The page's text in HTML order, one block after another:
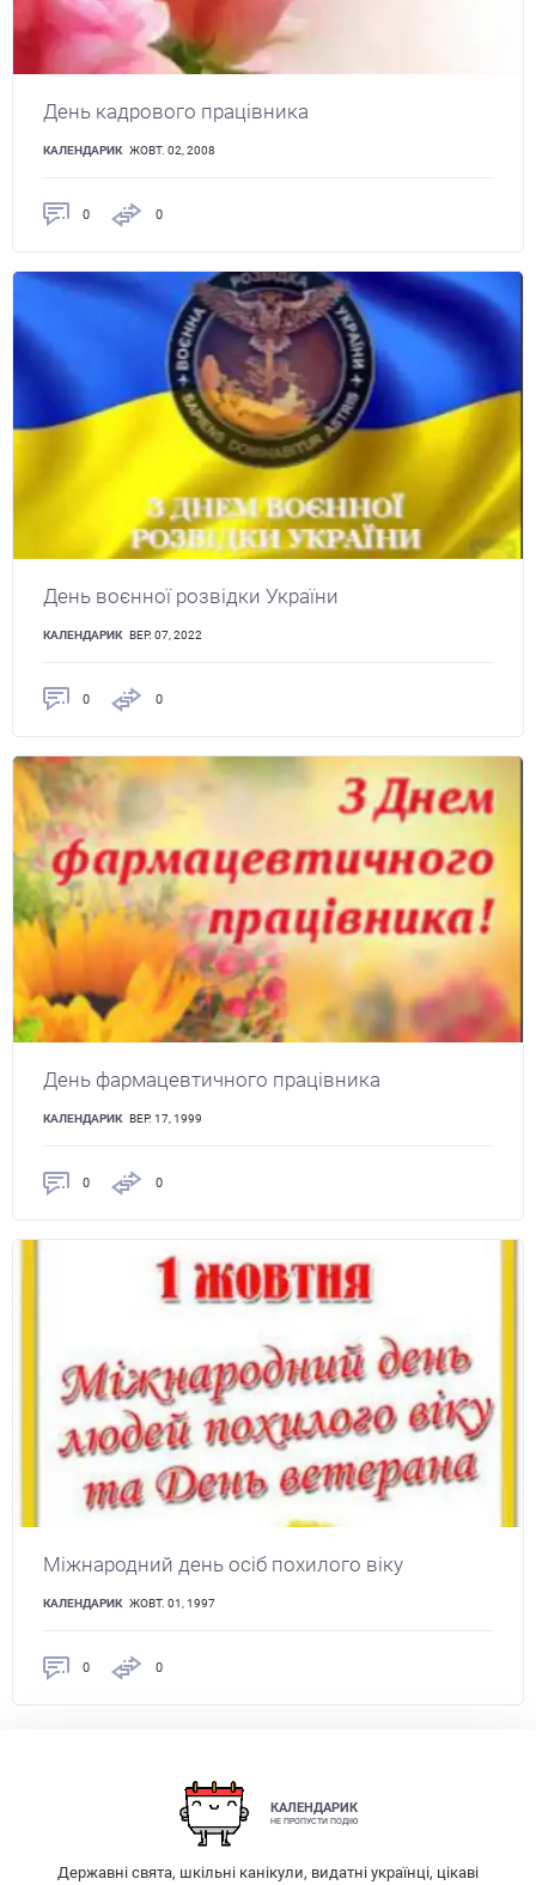
День кадрового працівника
КАЛЕНДАРИК ЖОВТ. 02, 2008
0 0
День воєнної розвідки України
КАЛЕНДАРИК ВЕР. 07, 2022
0 0
День фармацевтичного працівника
КАЛЕНДАРИК ВЕР. 17, 1999
0 0
Міжнародний день осіб похилого віку
КАЛЕНДАРИК ЖОВТ. 01, 1997
0 0
КАЛЕНДАРИК
НЕ ПРОПУСТИ ПОДІЮ
Державні свята, шкільні канікули, видатні українці, цікаві